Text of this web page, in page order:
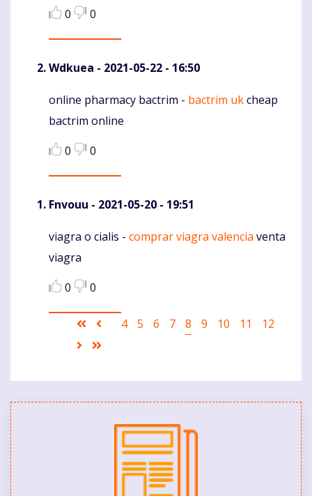
0
0
Wdkuea - 2021-05-22 - 16:50
Komentaras
online pharmacy bactrim - bactrim ukcheap
bactrim online
0
0
Fnvouu - 2021-05-20 - 19:51
Komentaras
viagra o cialis - comprar viagra valencia venta
viagra
0
0
Pagination
First
page
Ankstesnis
Puslapis
4 Puslapis
5 Puslapis
6 Puslapis
7
Current
8 Puslapis
9 Puslapis
10 Puslapis
11 Puslapis
12
Sekantis